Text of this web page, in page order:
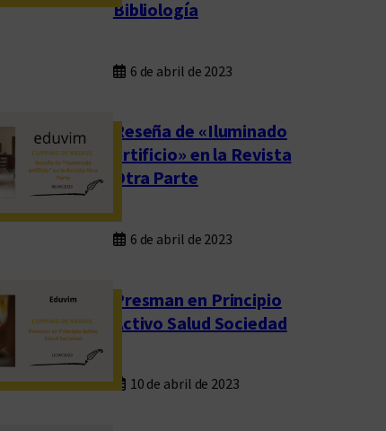
Bibliología
6 de abril de 2023
Reseña de «Iluminado
artificio» en la Revista
Otra Parte
6 de abril de 2023
Presman en Principio
Activo Salud Sociedad
10 de abril de 2023